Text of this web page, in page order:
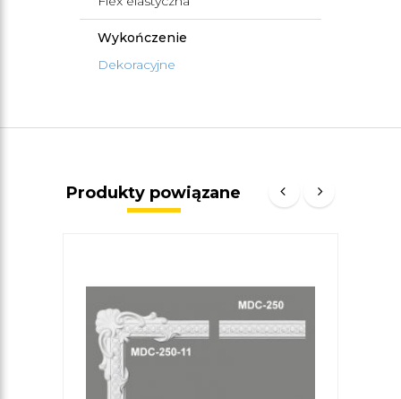
Wykończenie
Dekoracyjne
Produkty powiązane